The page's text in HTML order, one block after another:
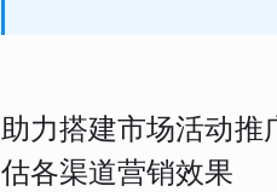
助力搭建市场活动推
估各渠道营销效果